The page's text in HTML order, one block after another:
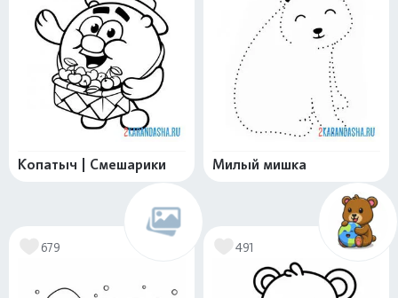
Копатыч | Смешарики Милый мишка
679 491